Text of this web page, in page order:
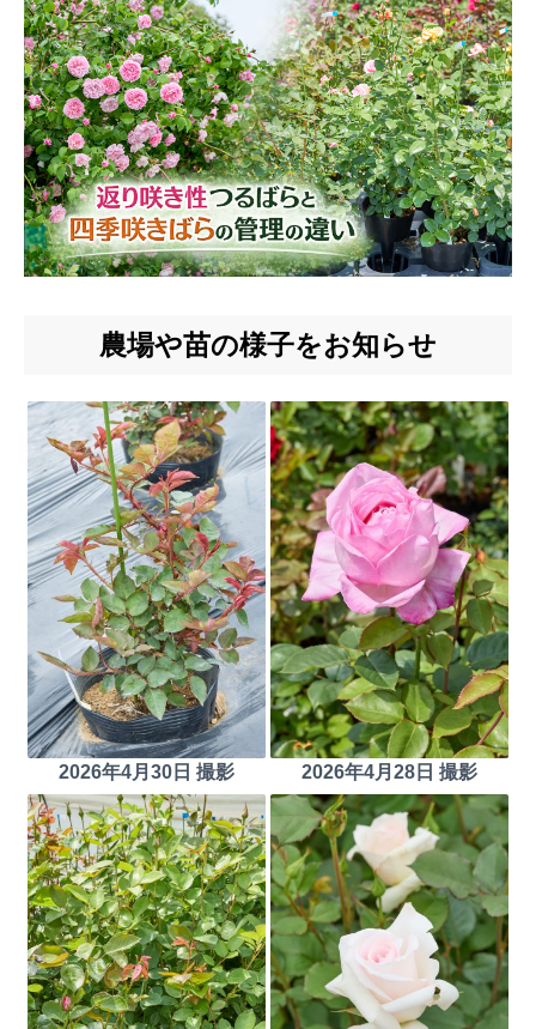
農場や苗の様子をお知らせ
2026年4月30日 撮影 2026年4月28日 撮影